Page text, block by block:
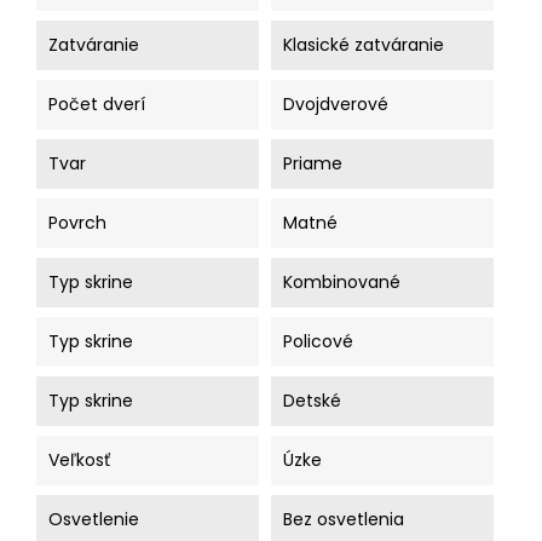
Zatváranie Klasické zatváranie
Počet dverí Dvojdverové
Tvar Priame
Povrch Matné
Typ skrine Kombinované
Typ skrine Policové
Typ skrine Detské
Veľkosť Úzke
Osvetlenie Bez osvetlenia